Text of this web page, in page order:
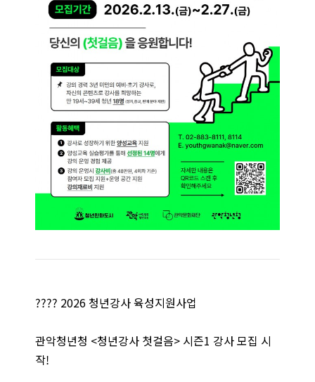
???? 2026 청년강사 육성지원사업
관악청년청 <청년강사 첫걸음> 시즌1 강사 모집 시
작!